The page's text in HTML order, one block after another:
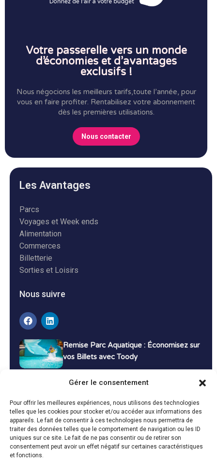
Gérer le consentement
Pour offrir les meilleures expériences, nous utilisons des technologies
telles que les cookies pour stocker et/ou accéder aux informations des
appareils. Le fait de consentir à ces technologies nous permettra de
traiter des données telles que le comportement de navigation ou les ID
uniques sur ce site. Le fait de ne pas consentir ou de retirer son
consentement peut avoir un effet négatif sur certaines caractéristiques
et fonctions.
Votre passerelle vers un monde
d’économies et d’avantages
exclusifs !
Nous négocions les meilleurs tarifs,toute l’année, pour
vous en faire profiter. Rentabilisez votre abonnement
dès les premières utilisations.
Nous contacter
Les Avantages
Parcs
Voyages et Week ends
Alimentation
Commerces
Billetterie
Sorties et Loisirs
Nous suivre
Remise Parc Aquatique : Économisez sur
vos Billets avec Toody
Bons Plans Voyage : Économisez sur vos
Vacances avec Toody
13 décembre 2024 Bon plans